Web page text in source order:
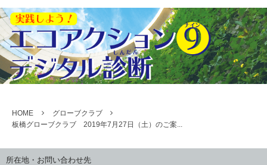
HOME
グローブクラブ
板橋グローブクラブ 2019年7月27日（土）のご案...
所在地・お問い合わせ先